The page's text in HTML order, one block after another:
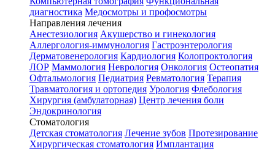
диагностика Медосмотры и профосмотры
Направления лечения
Анестезиология Акушерство и гинекология
Аллергология-иммунология Гастроэнтерология
Дерматовенерология Кардиология Колопроктология
ЛОР Маммология Неврология Онкология Остеопатия
Офтальмология Педиатрия Ревматология Терапия
Травматология и ортопедия Урология Флебология
Хирургия (амбулаторная) Центр лечения боли
Эндокринология
Стоматология
Детская стоматология Лечение зубов Протезирование
Хирургическая стоматология Имплантация